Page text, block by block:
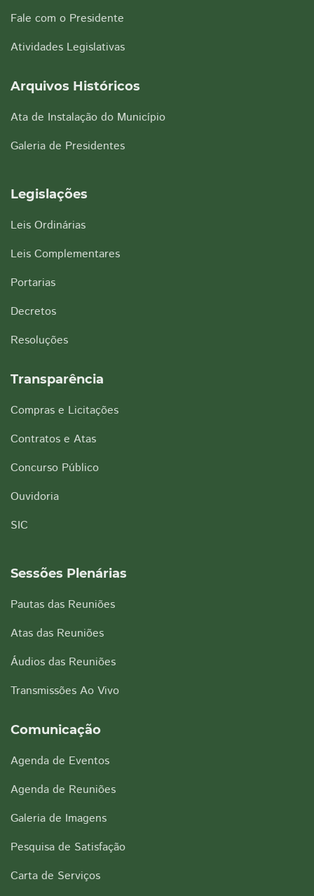
Fale com o Presidente
Atividades Legislativas
Arquivos Históricos
Ata de Instalação do Município
Galeria de Presidentes
Legislações
Leis Ordinárias
Leis Complementares
Portarias
Decretos
Resoluções
Transparência
Compras e Licitações
Contratos e Atas
Concurso Público
Ouvidoria
SIC
Sessões Plenárias
Pautas das Reuniões
Atas das Reuniões
Áudios das Reuniões
Transmissões Ao Vivo
Comunicação
Agenda de Eventos
Agenda de Reuniões
Galeria de Imagens
Pesquisa de Satisfação
Carta de Serviços